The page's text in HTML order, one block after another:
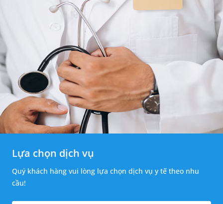
Lựa chọn dịch vụ
Quý khách hàng vui lòng lựa chọn dịch vụ y tế theo nhu
cầu!